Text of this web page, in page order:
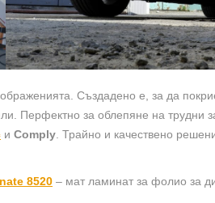
Създадено е, за да
Перфектно за облепяне на трудни
и Comply. Трайно и качествено
8520 – мат ламинат за фолио за